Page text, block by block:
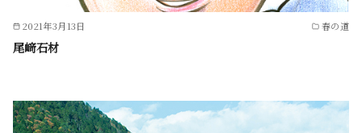
2021年3月13日 春の道
尾﨑石材